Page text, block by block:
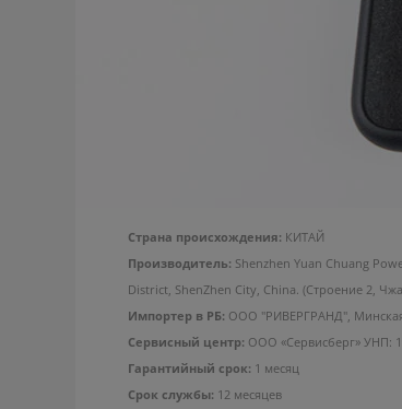
Страна происхождения: КИТАЙ
Производитель: Shenzhen Yuan Chuang
District, ShenZhen City, China. (Строение 2,
Импортер в РБ: ООО "РИВЕРГРАНД", Минская
Сервисный центр: ООО «Сервисберг» УНП:
Гарантийный срок: 1 месяц
Срок службы: 12 месяцев